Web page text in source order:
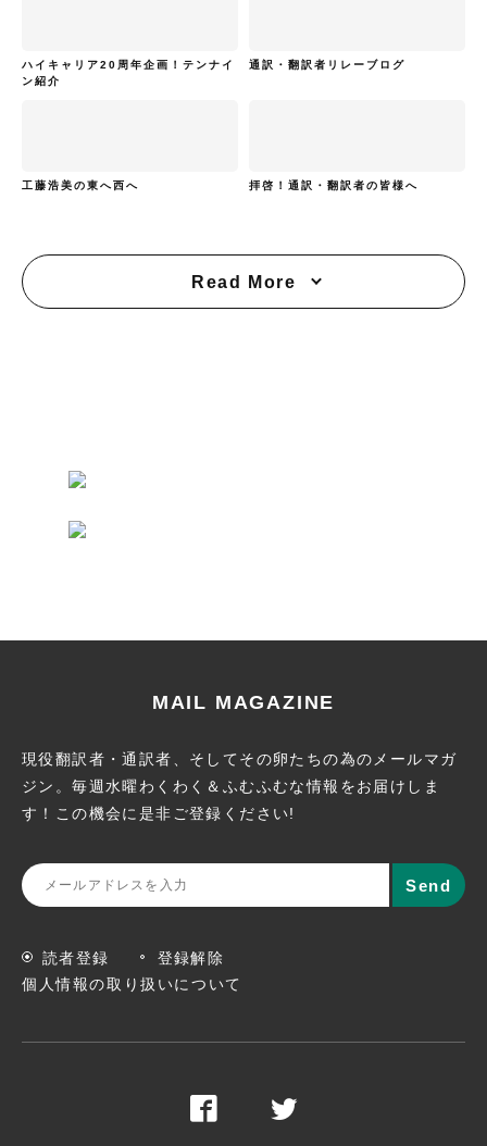
ハイキャリア20周年企画！テンナイ
ン紹介
通訳・翻訳者リレーブログ
工藤浩美の東へ西へ 拝啓！通訳・翻訳者の皆様へ
Read More
MAIL MAGAZINE
現役翻訳者・通訳者、そしてその卵たちの為のメールマガ
ジン。毎週水曜わくわく＆ふむふむな情報をお届けしま
す！この機会に 是非ご登録ください!
読者登録
登録解除
個人情報の取り扱いについて